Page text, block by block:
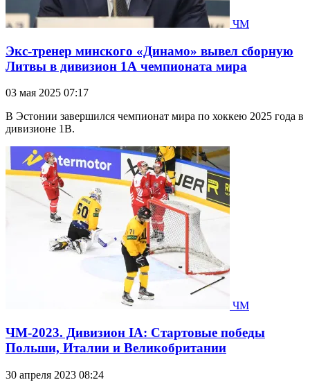
ЧМ
Экс-тренер минского «Динамо» вывел сборную
Литвы в дивизион 1А чемпионата мира
03 мая 2025 07:17
В Эстонии завершился чемпионат мира по хоккею 2025 года в
дивизионе 1В.
ЧМ
ЧМ-2023. Дивизион IA: Стартовые победы
Польши, Италии и Великобритании
30 апреля 2023 08:24